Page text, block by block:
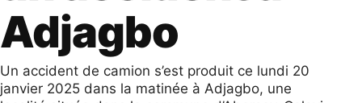
Adjagbo
Un accident de camion s’est produit ce lundi 20
janvier 2025 dans la matinée à Adjagbo, une